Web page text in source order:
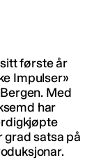
første år
Impulser»
Med
har
grad satsa på